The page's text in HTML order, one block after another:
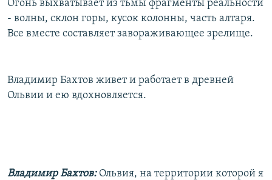
Огонь выхватывает из тьмы фрагменты реальности
- волны, склон горы, кусок колонны, часть алтаря.
Все вместе составляет завораживающее зрелище.
Владимир Бахтов живет и работает в древней
Ольвии и ею вдохновляется.
Владимир Бахтов: Ольвия, на территории которой я